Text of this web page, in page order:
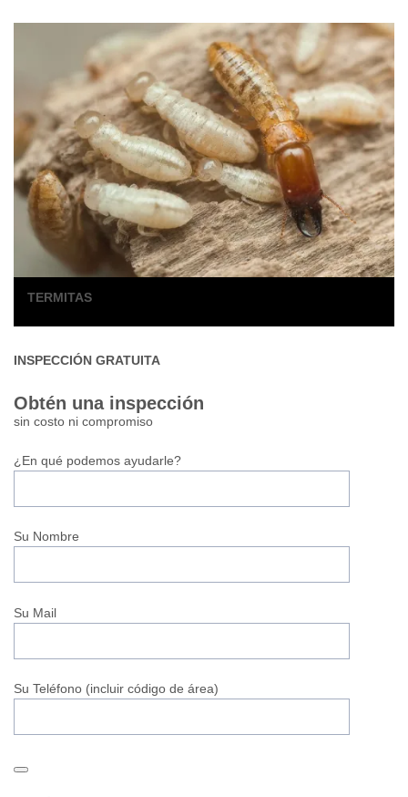
TERMITAS
INSPECCIÓN GRATUITA
Obtén una inspección
sin costo ni compromiso
¿En qué podemos ayudarle?
Su Nombre
Su Mail
Su Teléfono (incluir código de área)